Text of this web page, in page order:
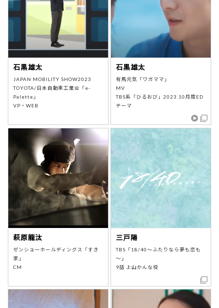
石黒雄太
JAPAN MOBILITY SHOW2023
TOYOTA/日本自動車工業会「e-
Palette」
VP・WEB
石黒雄太
有馬元気「ワガママ」
MV
TBS系「ひるおび」2023.10月度ED
テーマ
萩原龍汰
ゼンショーホールディングス「すき
家」
CM
三戸陽
TBS「18/40～ふたりなら夢も恋も
～」
9話 上山かんな役